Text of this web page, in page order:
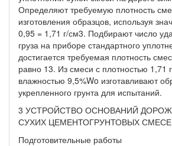
Определяют требуемую плотность
изготовления образцов, используя
0,95 = 1,71 г/см3. Подбирают число
груза на приборе стандартного
достигается требуемая плотность
равно 13. Из смеси с плотностью 1,71
влажностью 9,5%Wo изготавливают
укрепленного грунта для испытаний.
3 УСТРОЙСТВО ОСНОВАНИЙ
СУХИХ ЦЕМЕНТОГРУНТОВЫХ
Подготовительные работы